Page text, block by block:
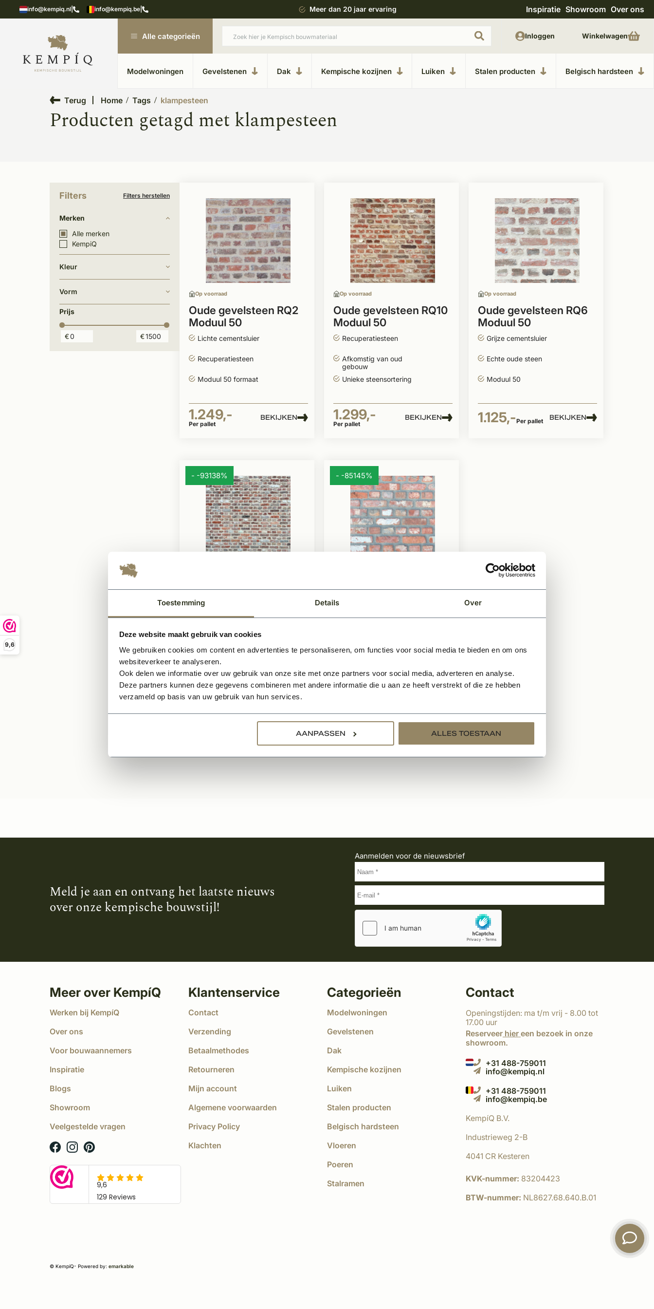
Toestemming Details Over
Deze website maakt gebruik van cookies
We gebruiken cookies om content en advertenties te personaliseren, om functies voor social media te bieden en om ons
websiteverkeer te analyseren.
Ook delen we informatie over uw gebruik van onze site met onze partners voor social media, adverteren en analyse.
Deze partners kunnen deze gegevens combineren met andere informatie die u aan ze heeft verstrekt of die ze hebben
verzameld op basis van uw gebruik van hun services.
AANPASSEN ALLES TOESTAAN
9,6
info@kempiq.nl info@kempiq.be
in Kesteren Unieke materialen in kempische bouwstijl Meer dan 20 jaar ervaring Uitgebreide showroom in Kesteren Unieke
Inspiratie Showroom Over ons
Alle categorieën
Modelwoningen Gevelstenen Dak Kempische kozijnen Luiken Stalen producten Belgisch hardsteen
Inloggen Winkelwagen
Terug Home Tags klampesteen
Producten getagd met klampesteen
Filters Filters herstellen
Merken
Alle merken
KempiQ
Kleur
Vorm
Prijs
€ €
Op voorraad
Oude gevelsteen RQ2
Moduul 50
Lichte cementsluier
Recuperatiesteen
Moduul 50 formaat
1.249,-
Per pallet
BEKIJKEN
Op voorraad
Oude gevelsteen RQ10
Moduul 50
Recuperatiesteen
Afkomstig van oud
gebouw
Unieke steensortering
1.299,-
Per pallet
BEKIJKEN
Op voorraad
Oude gevelsteen RQ6
Moduul 50
Grijze cementsluier
Echte oude steen
Moduul 50
1.125,-Per pallet BEKIJKEN
- -93138%
Oude gevelsteen RQ8
Moduul 50
Lichte cementsluier
Echte oude steen
1,05979,-
Per pallet
BEKIJKEN
- -85145%
Oude gevelsteen RQ4
Moduul 50
Lichte cementsluier
699,-
Meld je aan en ontvang het laatste nieuws
over onze kempische bouwstijl!
Aanmelden voor de nieuwsbrief
Meer over KempíQ
Werken bij KempíQ
Over ons
Voor bouwaannemers
Inspiratie
Blogs
Showroom
Veelgestelde vragen
Klantenservice
Contact
Verzending
Betaalmethodes
Retourneren
Mijn account
Algemene voorwaarden
Privacy Policy
Klachten
Categorieën
Modelwoningen
Gevelstenen
Dak
Kempische kozijnen
Luiken
Stalen producten
Belgisch hardsteen
Vloeren
Poeren
Stalramen
Contact
Openingstijden: ma t/m vrij - 8.00 tot
17.00 uur
Reserveer hier een bezoek in onze
showroom.
+31 488-759011
info@kempiq.nl
+31 488-759011
info@kempiq.be
KempíQ B.V.
Industrieweg 2-B
4041 CR Kesteren
KVK-nummer: 83204423
BTW-nummer: NL8627.68.640.B.01
© KempíQ- Powered by: emarkable